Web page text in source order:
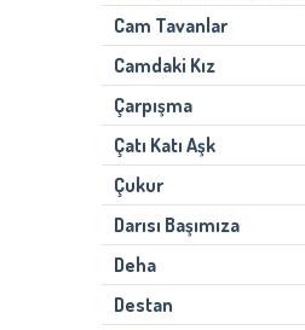
Cam Tavanlar
Camdaki Kız
Çarpışma
Çatı Katı Aşk
Çukur
Darısı Başımıza
Deha
Destan